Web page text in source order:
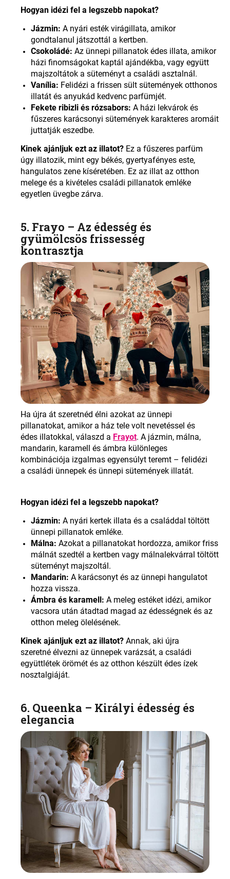
Hogyan idézi fel a legszebb napokat?
Jázmin: A nyári esték virágillata, amikor
gondtalanul játszottál a kertben.
Csokoládé: Az ünnepi pillanatok édes illata, amikor
házi finomságokat kaptál ajándékba, vagy együtt
majszoltátok a süteményt a családi asztalnál.
Vanília: Felidézi a frissen sült sütemények otthonos
illatát és anyukád kedvenc parfümjét.
Fekete ribizli és rózsabors: A házi lekvárok és
fűszeres karácsonyi sütemények karakteres aromáit
juttatják eszedbe.
Kinek ajánljuk ezt az illatot? Ez a fűszeres parfüm
úgy illatozik, mint egy békés, gyertyafényes este,
hangulatos zene kíséretében. Ez az illat az otthon
melege és a kivételes családi pillanatok emléke
egyetlen üvegbe zárva.
5. Frayo – Az édesség és
gyümölcsös frissesség
kontrasztja
Ha újra át szeretnéd élni azokat az ünnepi
pillanatokat, amikor a ház tele volt nevetéssel és
édes illatokkal, válaszd a Frayot. A jázmin, málna,
mandarin, karamell és ámbra különleges
kombinációja izgalmas egyensúlyt teremt – felidézi
a családi ünnepek és ünnepi sütemények illatát.
Hogyan idézi fel a legszebb napokat?
Jázmin: A nyári kertek illata és a családdal töltött
ünnepi pillanatok emléke.
Málna: Azokat a pillanatokat hordozza, amikor friss
málnát szedtél a kertben vagy málnalekvárral töltött
süteményt majszoltál.
Mandarin: A karácsonyt és az ünnepi hangulatot
hozza vissza.
Ámbra és karamell: A meleg estéket idézi, amikor
vacsora után átadtad magad az édességnek és az
otthon meleg ölelésének.
Kinek ajánljuk ezt az illatot? Annak, aki újra
szeretné élvezni az ünnepek varázsát, a családi
együttlétek örömét és az otthon készült édes ízek
nosztalgiáját.
6. Queenka – Királyi édesség és
elegancia